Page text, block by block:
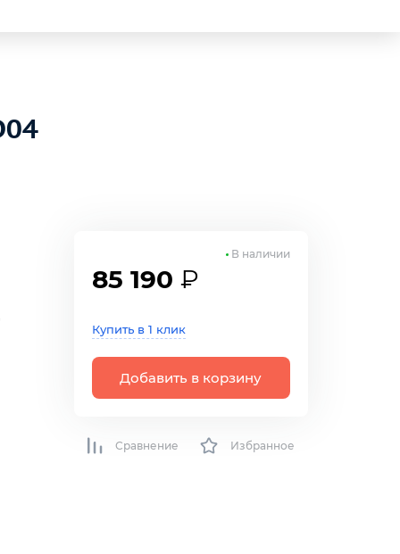
85 190 ₽
Купить в 1 клик
Добавить в корзину
В наличии
Сравнение Избранное